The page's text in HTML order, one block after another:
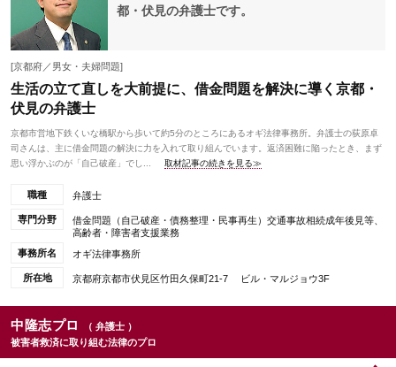
都・伏見の弁護士です。
[京都府／男女・夫婦問題]
生活の立て直しを大前提に、借金問題を解決に導く京都・
伏見の弁護士
京都市営地下鉄くいな橋駅から歩いて約5分のところにあるオギ法律事務所。弁護士の荻原卓
司さんは、主に借金問題の解決に力を入れて取り組んでいます。返済困難に陥ったとき、まず
思い浮かぶのが「自己破産」でし...
取材記事の続きを見る≫
職種 弁護士
専門分野
借金問題（自己破産・債務整理・民事再生）交通事故相続成年後見等、
高齢者・障害者支援業務
事務所名
オギ法律事務所
所在地 京都府京都市伏見区竹田久保町21-7 ビル・マルジョウ3F
中隆志プロ
（ 弁護士 ）
被害者救済に取り組む法律のプロ